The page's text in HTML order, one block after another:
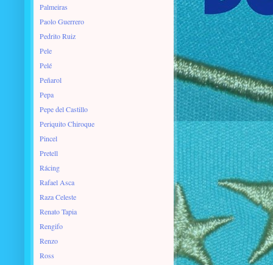
Palmeiras
Paolo Guerrero
Pedrito Ruiz
Pele
Pelé
Peñarol
Pepa
Pepe del Castillo
Periquito Chiroque
Pincel
Pretell
Rácing
Rafael Asca
Raza Celeste
Renato Tapia
Rengifo
Renzo
Ross